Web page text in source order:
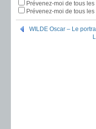
Prévenez-moi de tous
Prévenez-moi de tous
WILDE Oscar – Le